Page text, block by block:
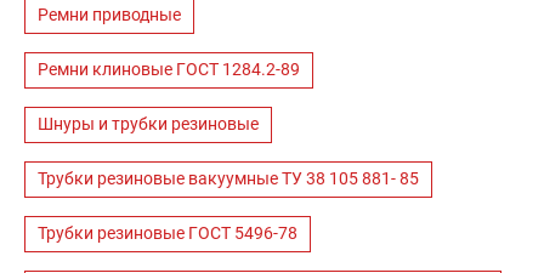
Ремни приводные
Ремни клиновые ГОСТ 1284.2-89
Шнуры и трубки резиновые
Трубки резиновые вакуумные ТУ 38 105 881- 85
Трубки резиновые ГОСТ 5496-78